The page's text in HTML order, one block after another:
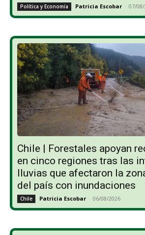
Política y Economía Patricia Escobar - 07/
Chile | Forestales apoyan
en cinco regiones tras las
lluvias que afectaron la
del país con inundaciones
Chile Patricia Escobar - 06/08/2026